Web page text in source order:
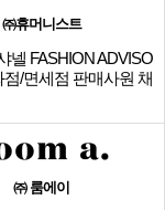
㈜휴머니스트
넬 FASHION ADVISO
점/면세점 판매사원 채
㈜ 룸에이